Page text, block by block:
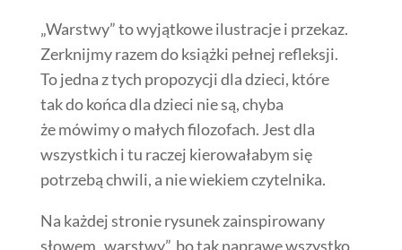
„Warstwy” to wyjątkowe ilustracje i przekaz.
Zerknijmy razem do książki pełnej refleksji.
To jedna z tych propozycji dla dzieci, które
tak do końca dla dzieci nie są, chyba
że mówimy o małych filozofach. Jest dla
wszystkich i tu raczej kierowałabym się
potrzebą chwili, a nie wiekiem czytelnika.
Na każdej stronie rysunek zainspirowany
słowem „warstwy”, bo tak naprawę wszystko